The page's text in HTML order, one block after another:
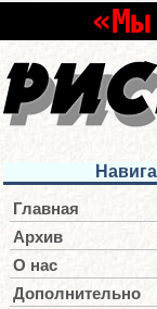
Главная
Архив
О нас
Дополнительно